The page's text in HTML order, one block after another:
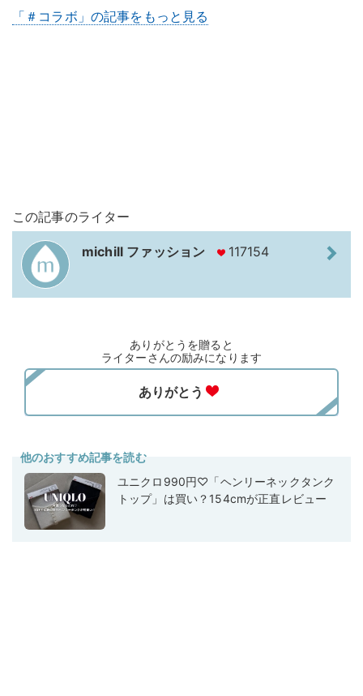
「＃コラボ」の記事をもっと見る
この記事のライター
michill ファッション 117154
ありがとうを贈ると
ライターさんの励みになります
他のおすすめ記事を読む
ユニクロ990円♡「ヘンリーネックタンク
トップ」は買い？154cmが正直レビュー